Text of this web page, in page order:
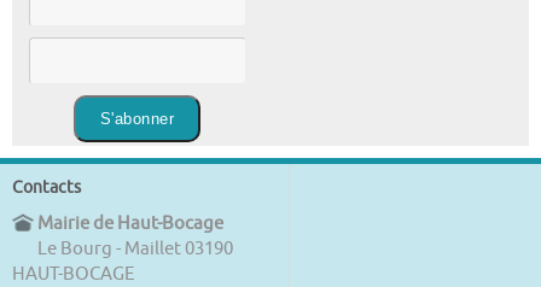
Contacts
Mairie de Haut-Bocage
Le Bourg - Maillet 03190
HAUT-BOCAGE